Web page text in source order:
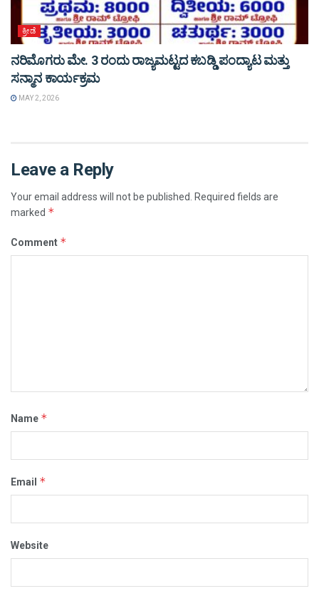
ಕ್ರೀಡೆ
ನರಿಮೊಗರು ಮೇ. 3 ರಂದು ರಾಜ್ಯಮಟ್ಟದ ಕಬಡ್ಡಿ ಪಂದ್ಯಾಟ ಮತ್ತು
ಸನ್ಮಾನ ಕಾರ್ಯಕ್ರಮ
MAY 2, 2026
Leave a Reply
Your email address will not be published.
Required fields are
marked *
Comment *
Name *
Email *
Website